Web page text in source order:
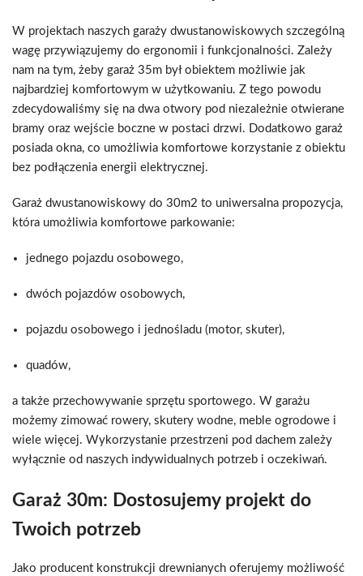
W projektach naszych garaży dwustanowiskowych szczególną
wagę przywiązujemy do ergonomii i funkcjonalności. Zależy
nam na tym, żeby garaż 35m był obiektem możliwie jak
najbardziej komfortowym w użytkowaniu. Z tego powodu
zdecydowaliśmy się na dwa otwory pod niezależnie otwierane
bramy oraz wejście boczne w postaci drzwi. Dodatkowo garaż
posiada okna, co umożliwia komfortowe korzystanie z obiektu
bez podłączenia energii elektrycznej.
Garaż dwustanowiskowy do 30m2 to uniwersalna propozycja,
która umożliwia komfortowe parkowanie:
jednego pojazdu osobowego,
dwóch pojazdów osobowych,
pojazdu osobowego i jednośladu (motor, skuter),
quadów,
a także przechowywanie sprzętu sportowego. W garażu
możemy zimować rowery, skutery wodne, meble ogrodowe i
wiele więcej. Wykorzystanie przestrzeni pod dachem zależy
wyłącznie od naszych indywidualnych potrzeb i oczekiwań.
Garaż 30m: Dostosujemy projekt do
Twoich potrzeb
Jako producent konstrukcji drewnianych oferujemy możliwość